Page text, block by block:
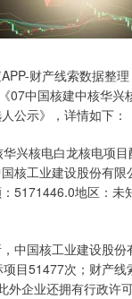
财产线索数据整
07中国核建中核华兴
公示》，详情如下：
兴核电白龙核电项
核工业建设股份有限
5171446.0地区：未
中国核工业建设股份
目51477次；财产线
企业还拥有行政许可